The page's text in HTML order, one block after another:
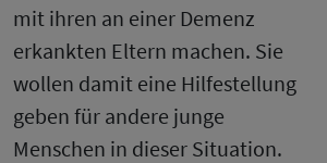
mit ihren an einer Demenz
erkankten Eltern machen. Sie
wollen damit eine Hilfestellung
geben für andere junge
Menschen in dieser Situation.